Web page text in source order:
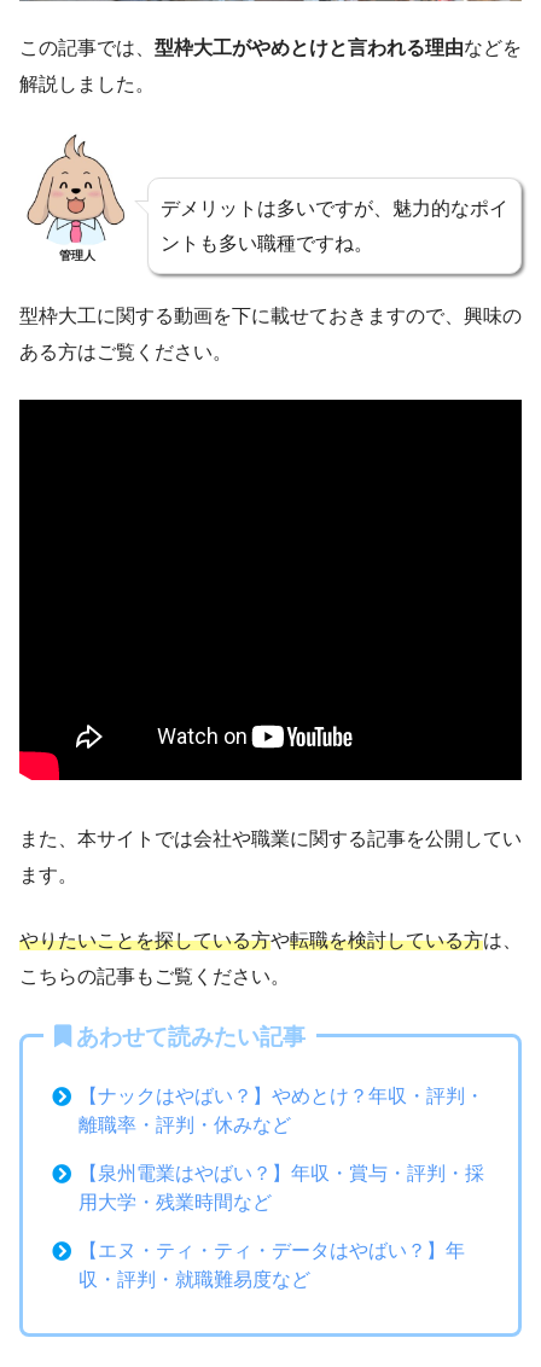
この記事では、 型枠大工がやめとけと言われる理由などを
解説しました。
管理人
デメリットは多いですが、魅力的なポイ
ントも多い職種ですね。
型枠大工に関する動画を下に載せておきますので、興味の
ある方はご覧ください。
また、本サイトでは会社や職業に関する記事を公開してい
ます。
やりたいことを探している方や転職を検討している方は、
こちらの記事もご覧ください。
あわせて読みたい記事
【ナックはやばい？】やめとけ？年収・評判・
離職率・評判・休みなど
【泉州電業はやばい？】年収・賞与・評判・採
用大学・残業時間など
【エヌ・ティ・ティ・データはやばい？】年
収・評判・就職難易度など